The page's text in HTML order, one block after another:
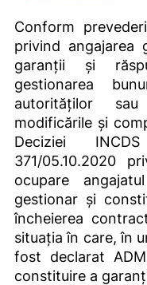
Conform
privind angajarea
garanții și
gestionarea
autorităților
modificările și
Deciziei
371/05.10.2020
ocupare
gestionar și
încheierea
situația în care, în
fost declarat
constituire a